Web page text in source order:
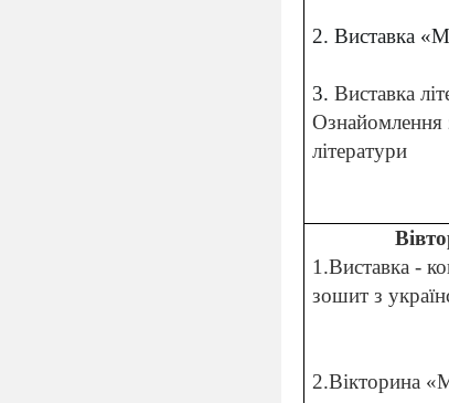
2. Виставка
3. Виставка
Ознайомлення
літератури
1.Виставка -
зошит з
2.Вікторина